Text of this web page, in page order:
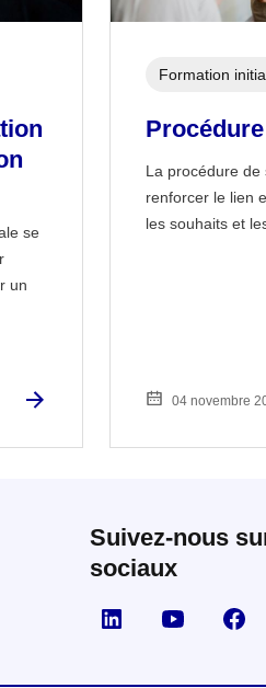
se
un
La procédure
renforcer le lien
les souhaits et
Formation
04 novembre
Suivez-nous
sociaux
Suivez nous sur
Suivez